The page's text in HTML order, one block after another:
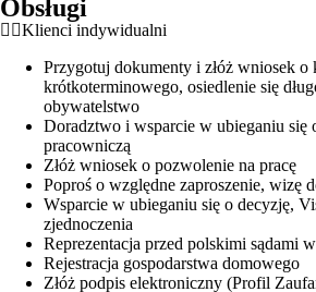
Obsługi
Klienci indywidualni
Przygotuj dokumenty i złóż wniosek o
krótkoterminowego, osiedlenie się
obywatelstwo
Doradztwo i wsparcie w ubieganiu się
pracowniczą
Złóż wniosek o pozwolenie na pracę
Poproś o względne zaproszenie, wizę
Wsparcie w ubieganiu się o decyzję,
zjednoczenia
Reprezentacja przed polskimi sądami
Rejestracja gospodarstwa domowego
Złóż podpis elektroniczny (Profil